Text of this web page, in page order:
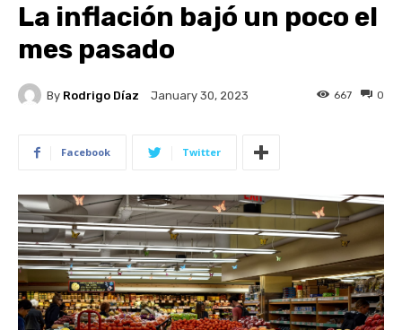
La inflación bajó un poco el
mes pasado
By Rodrigo Díaz January 30, 2023 0
667
Facebook Twitter